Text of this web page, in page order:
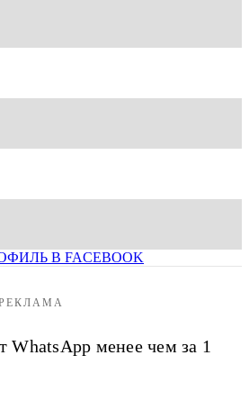
В FACEBOOK
WhatsApp менее чем за 1